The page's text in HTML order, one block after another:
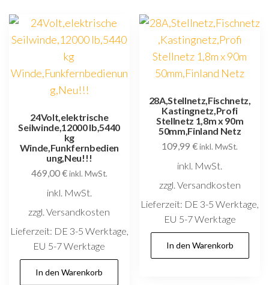
24Volt,elektrische
Seilwinde,12000 lb,5440
kg
Winde,Funkfernbedien
ung,Neu!!!
469,00€inkl. MwSt.
inkl. MwSt.
zzgl. Versandkosten
Lieferzeit: DE 3-5 Werktage,
EU 5-7 Werktage
In den Warenkorb
28A,Stellnetz,Fischnetz,
Kastingnetz,Profi
Stellnetz 1,8m x 90m
50mm,Finland Netz
109,99€inkl. MwSt.
inkl. MwSt.
zzgl. Versandkosten
Lieferzeit: DE 3-5 Werktage,
EU 5-7 Werktage
In den Warenkorb